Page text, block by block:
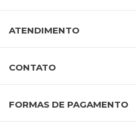
ATENDIMENTO
CONTATO
FORMAS DE PAGAMENTO